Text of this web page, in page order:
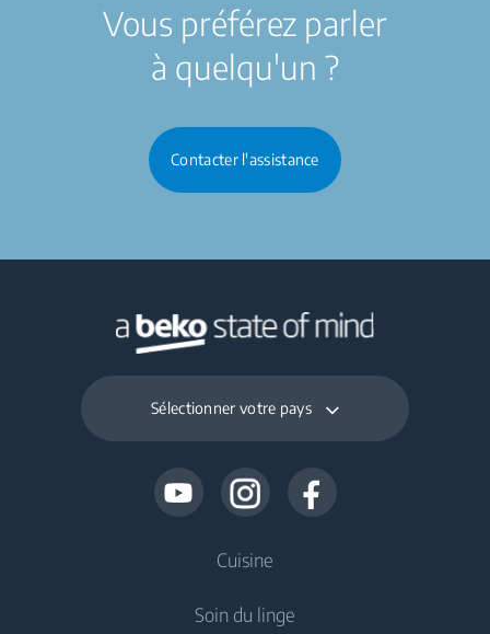
Vous préférez parler
à quelqu'un ?
Contacter l'assistance
Sélectionner votre pays
Cuisine
Soin du linge